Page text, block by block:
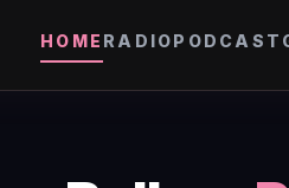
HOME RADIOPODCAST